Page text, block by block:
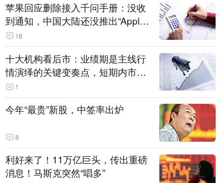
苹果回应删除接入千问手册：没收
到通知，中国大陆还没推出“Apple
智能使用千问”功能
18
十大机构看后市：业绩期是主线行
情演绎的关键变奏点，短期内市场
或继续反弹，关注三条业绩主线
1
今年“最贵”新股，中签率出炉
8
利好来了！11万亿巨头，传出重磅
消息！马斯克突然“唱多”